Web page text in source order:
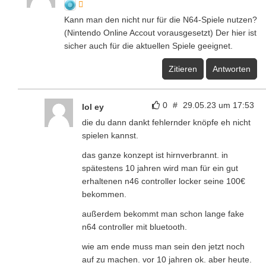
Kann man den nicht nur für die N64-Spiele nutzen?
(Nintendo Online Accout vorausgesetzt) Der hier ist
sicher auch für die aktuellen Spiele geeignet.
Zitieren Antworten
0 # 29.05.23 um 17:53
lol ey
die du dann dankt fehlernder knöpfe eh nicht
spielen kannst.
das ganze konzept ist hirnverbrannt. in
spätestens 10 jahren wird man für ein gut
erhaltenen n46 controller locker seine 100€
bekommen.
außerdem bekommt man schon lange fake
n64 controller mit bluetooth.
wie am ende muss man sein den jetzt noch
auf zu machen. vor 10 jahren ok. aber heute.